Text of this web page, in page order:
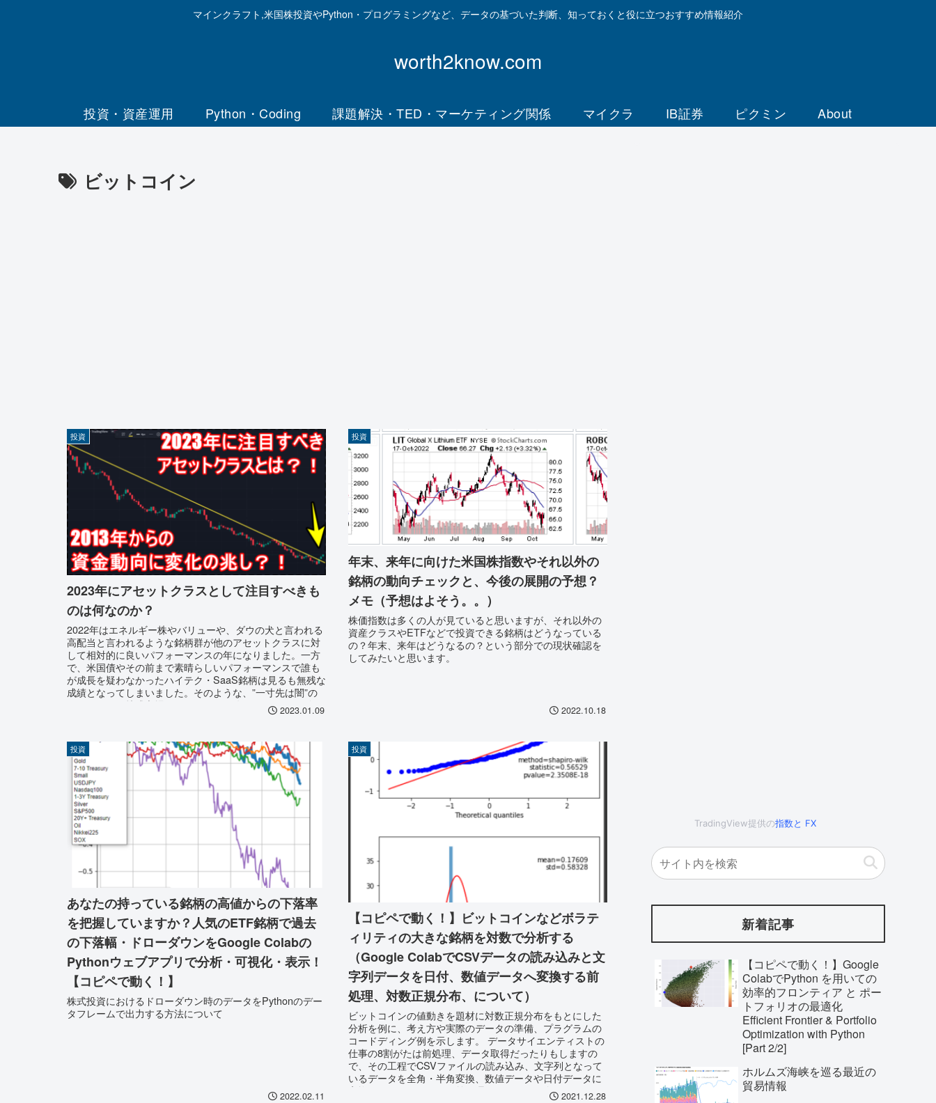
マインクラフト,米国株投資やPython・プログラミングなど、データの基づいた判断、知っておくと役に立つおすすめ情報紹介
worth2know.com
投資・資産運用 Python・Coding 課題解決・TED・マーケティング関係 マイクラ IB証券 ピクミン About
ビットコイン
投資
2023年にアセットクラスとして注目すべきも
のは何なのか？
2022年はエネルギー株やバリューや、ダウの犬と言われる
高配当と言われるような銘柄群が他のアセットクラスに対
して相対的に良いパフォーマンスの年になりました。一方
で、米国債やその前まで素晴らしいパフォーマンスで誰も
が成長を疑わなかったハイテク・SaaS銘柄は見るも無残な
成績となってしまいました。そのような、”一寸先は闇”の
マーケット・株式市場において、2023年はどのような銘
柄・セクター・アセットクラスが注目されるのでしょう
2023.01.09
投資
年末、来年に向けた米国株指数やそれ以外の
銘柄の動向チェックと、今後の展開の予想？
メモ（予想はよそう。。）
株価指数は多くの人が見ていると思いますが、それ以外の
資産クラスやETFなどで投資できる銘柄はどうなっている
の？年末、来年はどうなるの？という部分での現状確認を
してみたいと思います。
2022.10.18
投資
あなたの持っている銘柄の高値からの下落率
を把握していますか？人気のETF銘柄で過去
の下落幅・ドローダウンをGoogle Colabの
Pythonウェブアプリで分析・可視化・表示！
【コピペで動く！】
株式投資におけるドローダウン時のデータをPythonのデー
タフレームで出力する方法について
2022.02.11
投資
【コピペで動く！】ビットコインなどボラテ
ィリティの大きな銘柄を対数で分析する
（Google ColabでCSVデータの読み込みと文
字列データを日付、数値データへ変換する前
処理、対数正規分布、について）
ビットコインの値動きを題材に対数正規分布をもとにした
分析を例に、考え方や実際のデータの準備、プラグラムの
コードディング例を示します。 データサイエンティストの
仕事の8割がたは前処理、データ取得だったりもしますの
で、その工程でCSVファイルの読み込み、文字列となって
いるデータを全角・半角変換、数値データや日付データに
変換するなど、データの前処理についてご紹介します。
2021.12.28
TradingView提供の指数と FX
新着記事
【コピペで動く！】Google
ColabでPython を用いての
効率的フロンティア と ポー
トフォリオの最適化
Efficient Frontier & Portfolio
Optimization with Python
[Part 2/2]
ホルムズ海峡を巡る最近の
貿易情報